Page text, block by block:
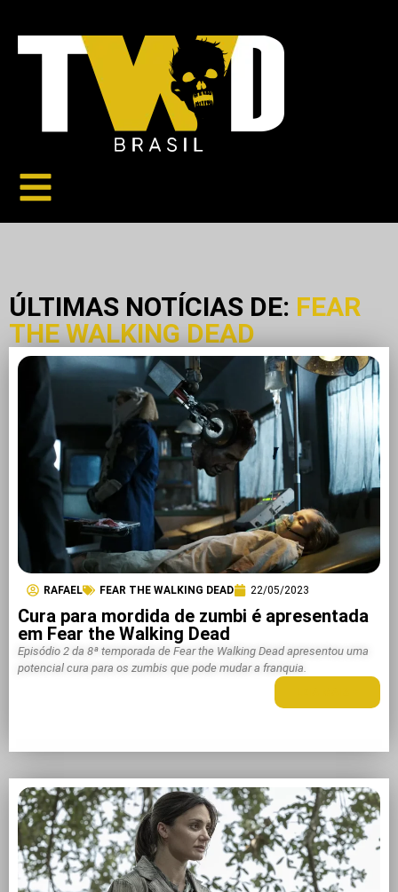
ÚLTIMAS NOTÍCIAS DE: FEAR
THE WALKING DEAD
RAFAEL FEAR THE WALKING DEAD 22/05/2023
Cura para mordida de zumbi é apresentada
em Fear the Walking Dead
Episódio 2 da 8ª temporada de Fear the Walking Dead apresentou uma
potencial cura para os zumbis que pode mudar a franquia.